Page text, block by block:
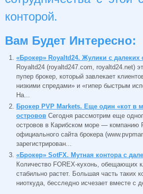
конторой.
Вам Будет Интересно:
«Брокер» Royaltd24. Жулики с далеких
Royaltd24 (royaltd247.com, royaltd24.net)
пупер брокер, который завлекает
низкими спредами» и «гипер быстрым
На...
Брокер PVP Markets. Еще один «кот в
островов Сегодня рассмотрим еще
островов в Карибском море — компанию
официального сайта брокера
зарегистрирован...
«Брокер» SotFX. Мутная контора с
Количество FOREX-кухонь, обещающих
стабильно растет. Большая часть таких
ниоткуда, бесследно исчезает вместе с